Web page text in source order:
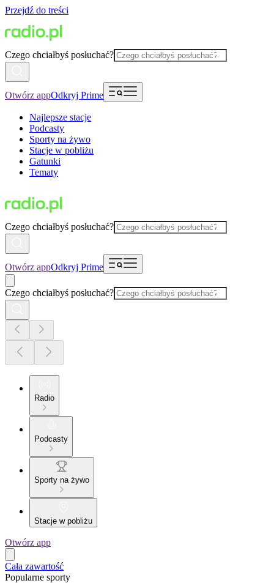
Przejdź do treści
Czego chciałbyś posłuchać?
Otwórz appOdkryj Prime
Najlepsze stacje
Podcasty
Sporty na żywo
Stacje w pobliżu
Gatunki
Tematy
Czego chciałbyś posłuchać?
Otwórz appOdkryj Prime
Czego chciałbyś posłuchać?
Radio
Podcasty
Sporty na żywo
Stacje w pobliżu
Otwórz app
Cała zawartość
Popularne sporty